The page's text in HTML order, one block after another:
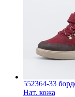
552364-33
Нат. кожа